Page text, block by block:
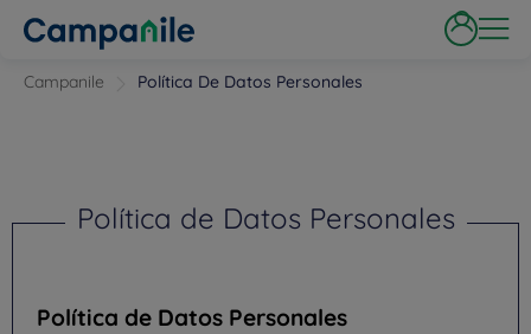
Campanile Política De Datos Personales
Política de Datos Personales
Política de Datos Personales